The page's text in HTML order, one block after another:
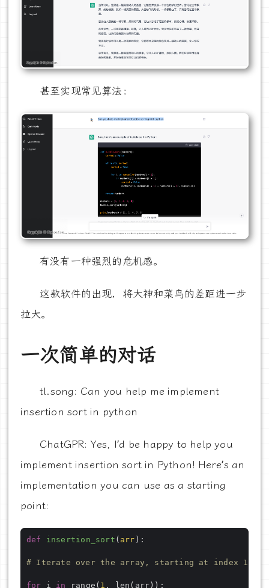
甚至实现常见算法：
有没有一种强烈的危机感。
这款软件的出现，将大神和菜鸟的差距进一步
拉大。
一次简单的对话
tl.song: Can you help me implement
insertion sort in python
ChatGPR: Yes, I’d be happy to help you
implement insertion sort in Python! Here’s an
implementation you can use as a starting
point:
def insertion_sort ( arr ):
# Iterate over the array, starting at index 1
for i in range( 1